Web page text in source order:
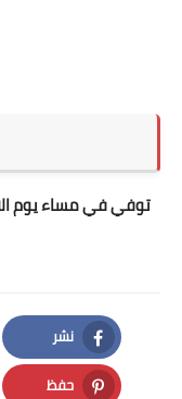
نشر
Facebook
حفظ